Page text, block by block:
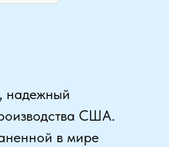
надежный
США.
в мире